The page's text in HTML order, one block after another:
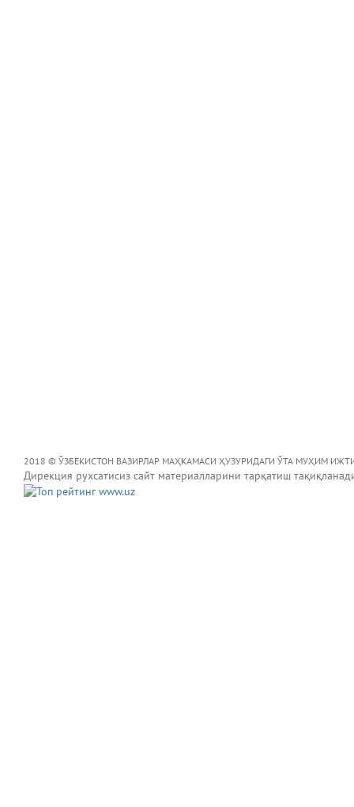
2018 © ЎЗБЕКИСТОН ВАЗИРЛАР МАҲКАМАСИ ҲУЗУРИДАГИ ЎТА МУҲИМ
Дирекция рухсатисиз сайт материалларини тарқатиш